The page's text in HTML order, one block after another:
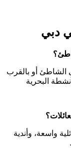
دبي
الشاطئ أو بالقرب
البحرية
واسعة، وأندية